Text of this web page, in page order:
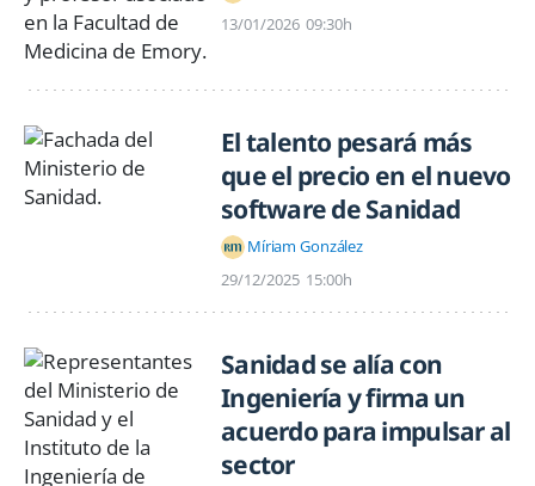
13/01/2026 09:30h
El talento pesará más
que el precio en el nuevo
software de Sanidad
Míriam González
29/12/2025 15:00h
Sanidad se alía con
Ingeniería y firma un
acuerdo para impulsar al
sector